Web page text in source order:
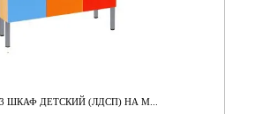
РК ШМК-3 ШКАФ ДЕТСКИЙ (ЛДСП) НА М...